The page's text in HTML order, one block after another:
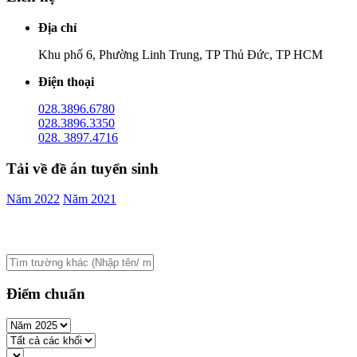
Địa chỉ
Khu phố 6, Phường Linh Trung, TP Thủ Đức, TP HCM
Điện thoại
028.3896.6780
028.3896.3350
028. 3897.4716
Tải về đề án tuyển sinh
Năm 2022 Năm 2021
Điểm chuẩn